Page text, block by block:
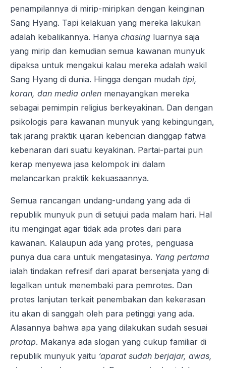
penampilannya di mirip-miripkan dengan keinginan
Sang Hyang. Tapi kelakuan yang mereka lakukan
adalah kebalikannya. Hanya chasing luarnya saja
yang mirip dan kemudian semua kawanan munyuk
dipaksa untuk mengakui kalau mereka adalah wakil
Sang Hyang di dunia. Hingga dengan mudah tipi,
koran, dan media onlen menayangkan mereka
sebagai pemimpin religius berkeyakinan. Dan dengan
psikologis para kawanan munyuk yang kebingungan,
tak jarang praktik ujaran kebencian dianggap fatwa
kebenaran dari suatu keyakinan. Partai-partai pun
kerap menyewa jasa kelompok ini dalam
melancarkan praktik kekuasaannya.
Semua rancangan undang-undang yang ada di
republik munyuk pun di setujui pada malam hari. Hal
itu mengingat agar tidak ada protes dari para
kawanan. Kalaupun ada yang protes, penguasa
punya dua cara untuk mengatasinya. Yang pertama
ialah tindakan refresif dari aparat bersenjata yang di
legalkan untuk menembaki para pemrotes. Dan
protes lanjutan terkait penembakan dan kekerasan
itu akan di sanggah oleh para petinggi yang ada.
Alasannya bahwa apa yang dilakukan sudah sesuai
protap. Makanya ada slogan yang cukup familiar di
republik munyuk yaitu ‘aparat sudah berjajar, awas,